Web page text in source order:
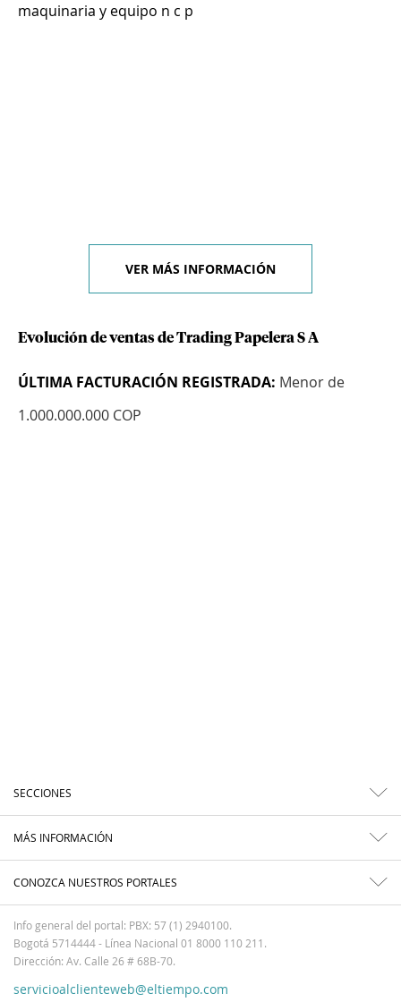
maquinaria y equipo n c p
VER MÁS INFORMACIÓN
Evolución de ventas de Trading Papelera S A
ÚLTIMA FACTURACIÓN REGISTRADA: Menor de
1.000.000.000 COP
SECCIONES
MÁS INFORMACIÓN
CONOZCA NUESTROS PORTALES
Info general del portal: PBX: 57 (1) 2940100.
Bogotá 5714444 - Línea Nacional 01 8000 110 211.
Dirección: Av. Calle 26 # 68B-70.
servicioalclienteweb@eltiempo.com